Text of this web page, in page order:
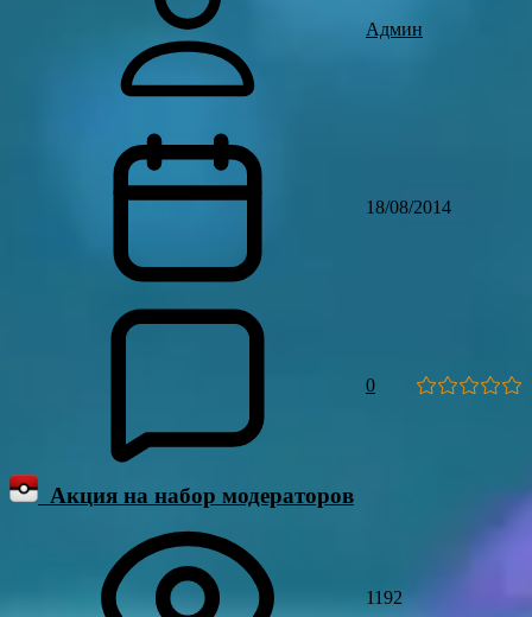
Админ
18/08/2014
0
Акция на набор модераторов
1192